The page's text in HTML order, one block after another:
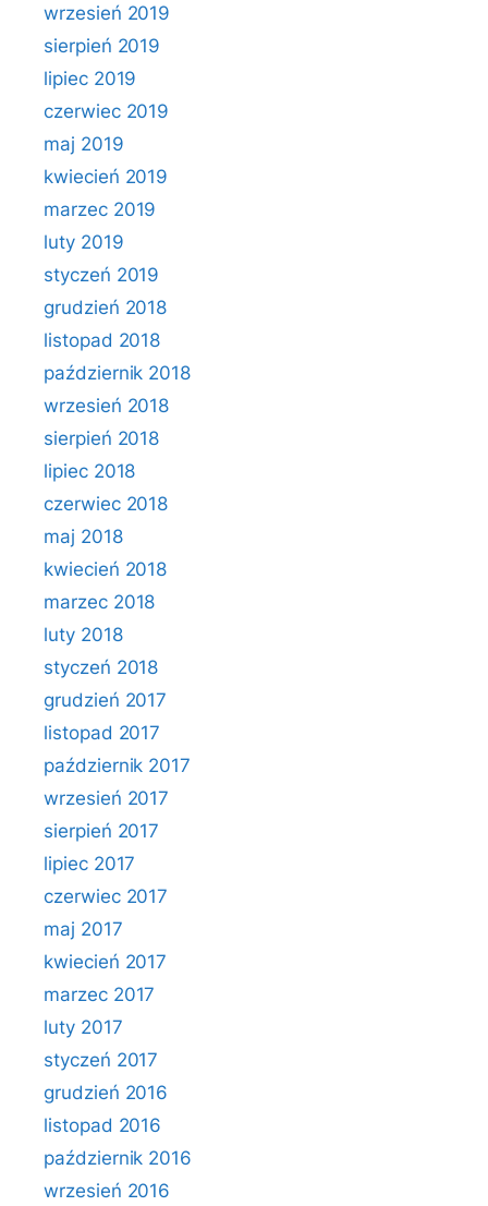
wrzesień 2019
sierpień 2019
lipiec 2019
czerwiec 2019
maj 2019
kwiecień 2019
marzec 2019
luty 2019
styczeń 2019
grudzień 2018
listopad 2018
październik 2018
wrzesień 2018
sierpień 2018
lipiec 2018
czerwiec 2018
maj 2018
kwiecień 2018
marzec 2018
luty 2018
styczeń 2018
grudzień 2017
listopad 2017
październik 2017
wrzesień 2017
sierpień 2017
lipiec 2017
czerwiec 2017
maj 2017
kwiecień 2017
marzec 2017
luty 2017
styczeń 2017
grudzień 2016
listopad 2016
październik 2016
wrzesień 2016